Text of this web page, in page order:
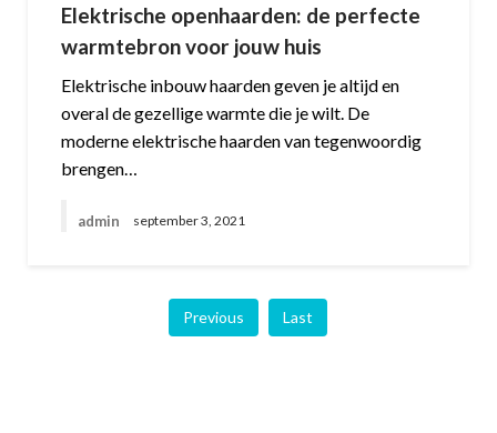
Elektrische openhaarden: de perfecte
warmtebron voor jouw huis
Elektrische inbouw haarden geven je altijd en
overal de gezellige warmte die je wilt. De
moderne elektrische haarden van tegenwoordig
brengen…
admin september 3, 2021
Previous Last